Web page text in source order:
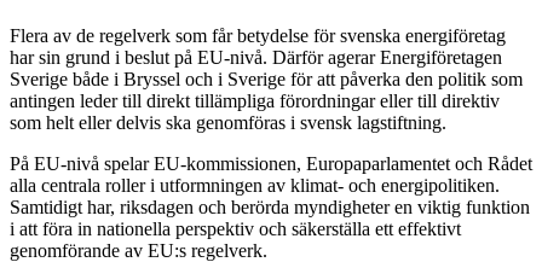
Flera av de regelverk som får betydelse för svenska energiföretag
har sin grund i beslut på EU-nivå. Därför agerar Energiföretagen
Sverige både i Bryssel och i Sverige för att påverka den politik som
antingen leder till direkt tillämpliga förordningar eller till direktiv
som helt eller delvis ska genomföras i svensk lagstiftning.
På EU-nivå spelar EU-kommissionen, Europaparlamentet och Rådet
alla centrala roller i utformningen av klimat- och energipolitiken.
Samtidigt har, riksdagen och berörda myndigheter en viktig funktion
i att föra in nationella perspektiv och säkerställa ett effektivt
genomförande av EU:s regelverk.